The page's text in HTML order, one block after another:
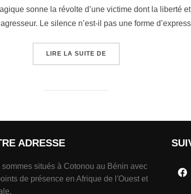
sonne la révolte d’une victime dont la liberté
Le silence n’est-il pas une forme
LIRE LA SUITE DE
ADRESSE
sommes situés à Cotonou au Bénin avec
de présence en Afrique de l'Ouest et